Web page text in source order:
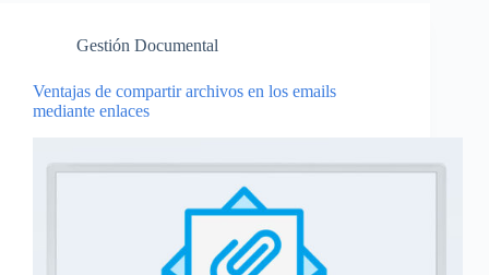
Gestión Documental
Ventajas de compartir archivos en los emails
mediante enlaces